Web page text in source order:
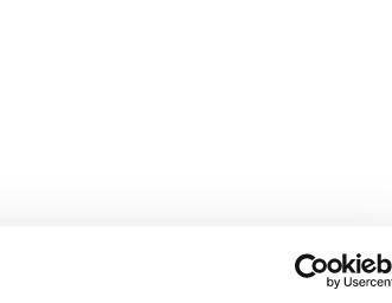
wie weet kunnen we iets voor